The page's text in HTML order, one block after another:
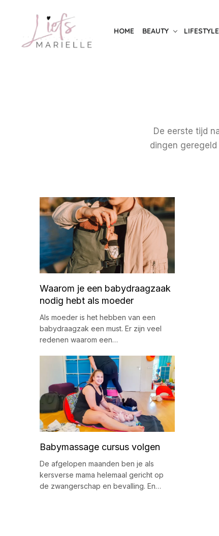
HOME BEAUTY LIFESTYLE
De eerste tijd
dingen
Waarom je een babydraagzaak
nodig hebt als moeder
Als moeder is het hebben van een
babydraagzak een must. Er zijn veel
redenen waarom een…
Babymassage cursus volgen
De afgelopen maanden ben je als
kersverse mama helemaal gericht op
de zwangerschap en bevalling. En…